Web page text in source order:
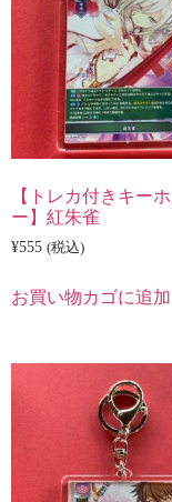
【トレカ付きキー
ー】紅朱雀
¥555 (税込)
お買い物カゴに追加